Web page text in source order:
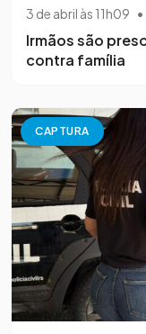
3 de abril às 11h09 •
Irmãos são
contra família
CAPTURA